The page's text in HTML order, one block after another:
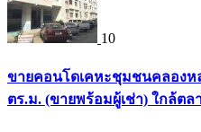
10
ขายคอนโดเคหะชุมชนคลองห
ตร.ม. (ขายพร้อมผู้เช่า) ใกล้ตล